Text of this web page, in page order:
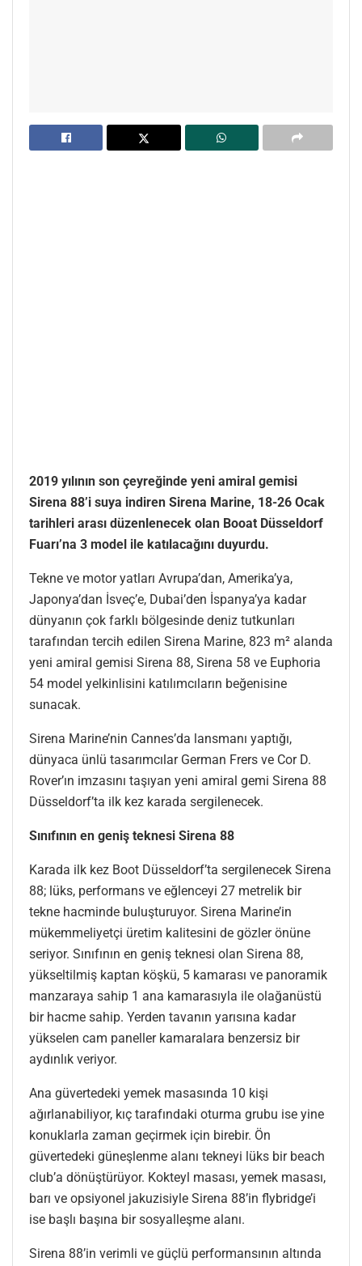
2019 yılının son çeyreğinde yeni amiral gemisi
Sirena 88’i suya indiren Sirena Marine, 18-26 Ocak
tarihleri arası düzenlenecek olan Booat Düsseldorf
Fuarı’na 3 model ile katılacağını duyurdu.
Tekne ve motor yatları Avrupa’dan, Amerika’ya,
Japonya’dan İsveç’e, Dubai’den İspanya’ya kadar
dünyanın çok farklı bölgesinde deniz tutkunları
tarafından tercih edilen Sirena Marine, 823 m² alanda
yeni amiral gemisi Sirena 88, Sirena 58 ve Euphoria
54 model yelkinlisini katılımcıların beğenisine
sunacak.
Sirena Marine’nin Cannes’da lansmanı yaptığı,
dünyaca ünlü tasarımcılar German Frers ve Cor D.
Rover’ın imzasını taşıyan yeni amiral gemi Sirena 88
Düsseldorf’ta ilk kez karada sergilenecek.
Sınıfının en geniş teknesi Sirena 88
Karada ilk kez Boot Düsseldorf’ta sergilenecek Sirena
88; lüks, performans ve eğlenceyi 27 metrelik bir
tekne hacminde buluşturuyor. Sirena Marine’in
mükemmeliyetçi üretim kalitesini de gözler önüne
seriyor. Sınıfının en geniş teknesi olan Sirena 88,
yükseltilmiş kaptan köşkü, 5 kamarası ve panoramik
manzaraya sahip 1 ana kamarasıyla ile olağanüstü
bir hacme sahip. Yerden tavanın yarısına kadar
yükselen cam paneller kamaralara benzersiz bir
aydınlık veriyor.
Ana güvertedeki yemek masasında 10 kişi
ağırlanabiliyor, kıç tarafındaki oturma grubu ise yine
konuklarla zaman geçirmek için birebir. Ön
güvertedeki güneşlenme alanı tekneyi lüks bir beach
club’a dönüştürüyor. Kokteyl masası, yemek masası,
barı ve opsiyonel jakuzisiyle Sirena 88’in flybridge’i
ise başlı başına bir sosyalleşme alanı.
Sirena 88’in verimli ve güçlü performansının altında